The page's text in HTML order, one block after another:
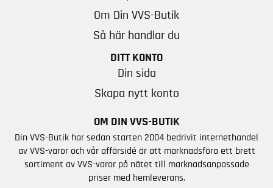
Om Din VVS-Butik
Så här handlar du
DITT KONTO
Din sida
Skapa nytt konto
OM DIN VVS-BUTIK
Din VVS-Butik har sedan starten 2004 bedrivit internethandel
av VVS-varor och vår affärsidé är att marknadsföra ett brett
sortiment av VVS-varor på nätet till marknadsanpassade
priser med hemleverans.